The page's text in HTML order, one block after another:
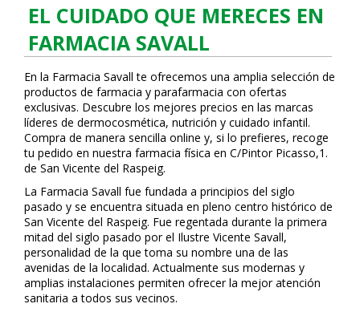
EL CUIDADO QUE MERECES EN
FARMACIA SAVALL
En la Farmacia Savall te ofrecemos una amplia selección de
productos de farmacia y parafarmacia con ofertas
exclusivas. Descubre los mejores precios en las marcas
líderes de dermocosmética, nutrición y cuidado infantil.
Compra de manera sencilla online y, si lo prefieres, recoge
tu pedido en nuestra farmacia física en C/Pintor Picasso,1.
de San Vicente del Raspeig.
La Farmacia Savall fue fundada a principios del siglo
pasado y se encuentra situada en pleno centro histórico de
San Vicente del Raspeig. Fue regentada durante la primera
mitad del siglo pasado por el Ilustre Vicente Savall,
personalidad de la que toma su nombre una de las
avenidas de la localidad. Actualmente sus modernas y
amplias instalaciones permiten ofrecer la mejor atención
sanitaria a todos sus vecinos.